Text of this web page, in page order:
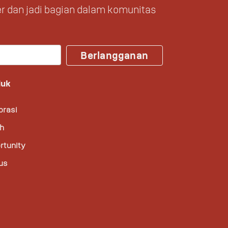
dan jadi bagian dalam komunitas
Berlangganan